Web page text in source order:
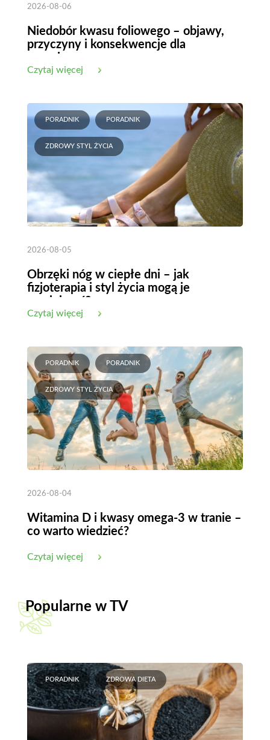
2026-08-06
Niedobór kwasu foliowego – objawy,
przyczyny i konsekwencje dla
Czytaj więcej
PORADNIK PORADNIK
ZDROWY STYL ŻYCIA
2026-08-05
Obrzęki nóg w ciepłe dni – jak
fizjoterapia i styl życia mogą je
Czytaj więcej
PORADNIK PORADNIK
ZDROWY STYL ŻYCIA
2026-08-04
Witamina D i kwasy omega-3 w tranie –
co warto wiedzieć?
Czytaj więcej
Popularne w TV
PORADNIK ZDROWA DIETA